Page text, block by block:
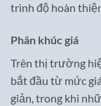
trình độ hoàn
Phân khúc giá
Trên thị trường
bắt đầu từ mức
giản, trong khi